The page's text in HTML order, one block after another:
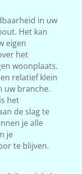
in uw
Het kan
eigen
het
woonplaats.
relatief klein
uw branche.
het
de slag te
je alle
je
te blijven.